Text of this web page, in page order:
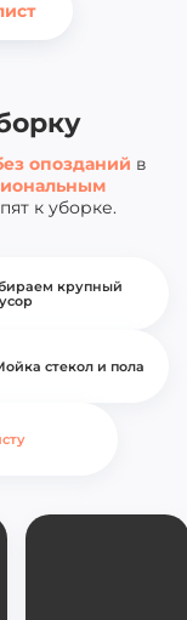
опозданий в
к уборке.
крупный
стекол и пола